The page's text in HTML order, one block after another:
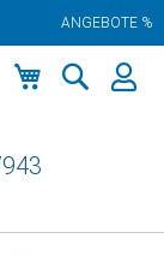
ANGEBOTE %